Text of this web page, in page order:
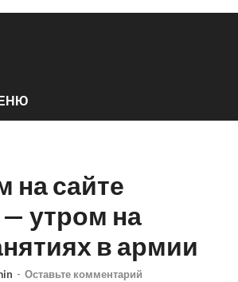
на сайте
утром на
в армии
- Оставьте комментарий